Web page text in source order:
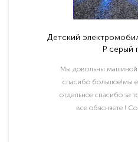
Детский
P серый
Мы довольны машиной
спасибо большое!мы
отдельное спасибо за
все обясняете !